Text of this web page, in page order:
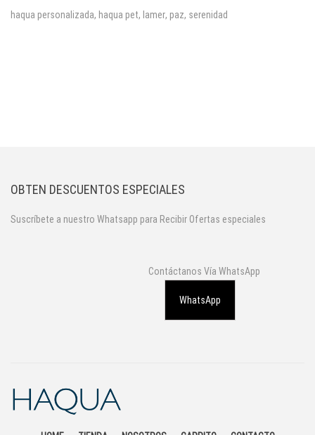
haqua personalizada, haqua pet, lamer, paz, serenidad
OBTEN DESCUENTOS ESPECIALES
Suscríbete a nuestro Whatsapp para Recibir Ofertas especiales
Contáctanos Vía WhatsApp
WhatsApp